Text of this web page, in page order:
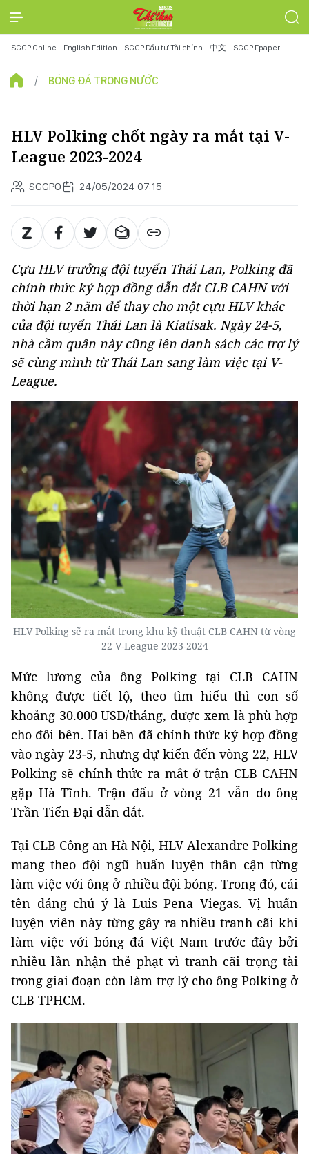
SGGP Online English Edition SGGP Đầu tư Tài chính 中文 SGGP Epaper
BÓNG ĐÁ TRONG NƯỚC
HLV Polking chốt ngày ra mắt tại V-
League 2023-2024
SGGPO 24/05/2024 07:15
Cựu HLV trưởng đội tuyển Thái Lan, Polking đã
chính thức ký hợp đồng dẫn dắt CLB CAHN với
thời hạn 2 năm để thay cho một cựu HLV khác
của đội tuyển Thái Lan là Kiatisak. Ngày 24-5,
nhà cầm quân này cũng lên danh sách các trợ lý
sẽ cùng mình từ Thái Lan sang làm việc tại V-
League.
HLV Polking sẽ ra mắt trong khu kỹ thuật CLB CAHN từ vòng
22 V-League 2023-2024
Mức lương của ông Polking tại CLB CAHN
không được tiết lộ, theo tìm hiểu thì con số
khoảng 30.000 USD/tháng, được xem là phù hợp
cho đôi bên. Hai bên đã chính thức ký hợp đồng
vào ngày 23-5, nhưng dự kiến đến vòng 22, HLV
Polking sẽ chính thức ra mắt ở trận CLB CAHN
gặp Hà Tĩnh. Trận đấu ở vòng 21 vẫn do ông
Trần Tiến Đại dẫn dắt.
Tại CLB Công an Hà Nội, HLV Alexandre Polking
mang theo đội ngũ huấn luyện thân cận từng
làm việc với ông ở nhiều đội bóng. Trong đó, cái
tên đáng chú ý là Luis Pena Viegas. Vị huấn
luyện viên này từng gây ra nhiều tranh cãi khi
làm việc với bóng đá Việt Nam trước đây bởi
nhiều lần nhận thẻ phạt vì tranh cãi trọng tài
trong giai đoạn còn làm trợ lý cho ông Polking ở
CLB TPHCM.